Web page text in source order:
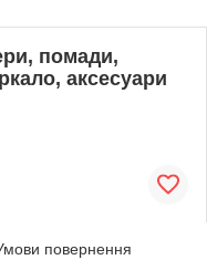
помади,
аксесуари
повернення